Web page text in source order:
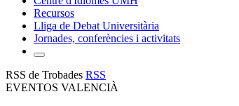
Recursos
Lliga de Debat Universitària
Jornades, conferències i activitats
RSS de Trobades RSS
EVENTOS VALENCIÀ